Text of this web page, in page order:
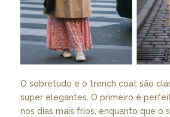
O sobretudo e o trench coat são
super elegantes. O primeiro é
nos dias mais frios, enquanto que o